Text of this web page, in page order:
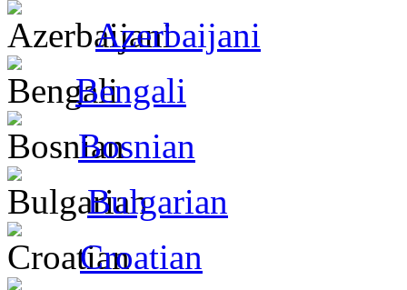
Azerbaijani
Bengali
Bosnian
Bulgarian
Croatian